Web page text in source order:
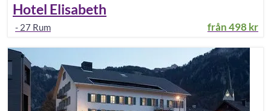
Hotel Elisabeth
- 27 Rum från498 kr